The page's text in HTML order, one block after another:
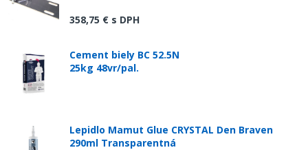
358,75 € s DPH
Cement biely BC 52.5N
25kg 48vr/pal.
Lepidlo Mamut Glue CRYSTAL Den Braven
290ml Transparentná